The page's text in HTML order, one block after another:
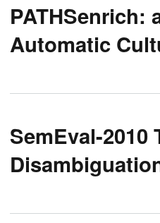
PATHSenrich:
Automatic
SemEval-2010